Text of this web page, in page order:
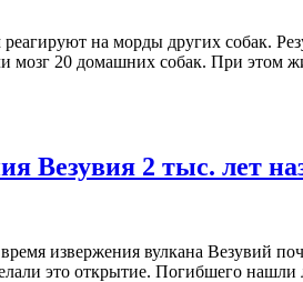
на морды других собак.
мозг 20 домашних собак. При этом
Везувия 2 тыс. лет
извержения вулкана Везувий
это открытие. Погибшего